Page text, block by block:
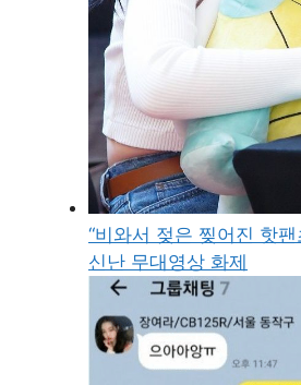
“비와서 젖은 찢어진 핫
신난 무대영상 화제